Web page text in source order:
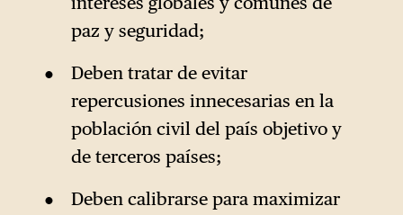
paz y seguridad;
Deben tratar de evitar
repercusiones innecesarias en la
población civil del país objetivo y
de terceros países;
Deben calibrarse para maximizar